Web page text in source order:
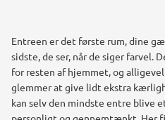
Entreen er det første rum, dine
sidste, de ser, når de siger farvel.
for resten af hjemmet, og
glemmer at give lidt ekstra
kan selv den mindste entre blive